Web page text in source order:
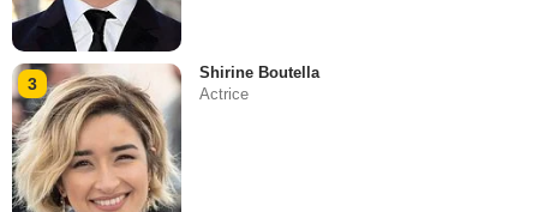
3
Shirine Boutella
Actrice